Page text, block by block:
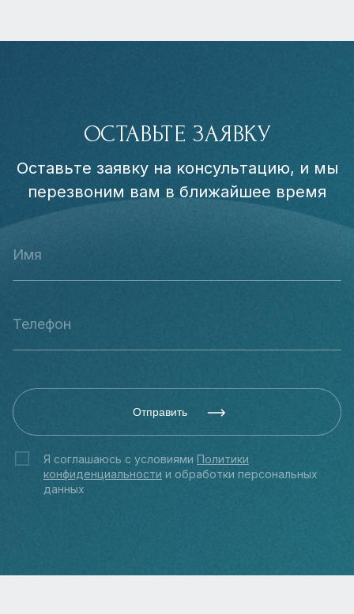
ОСТАВЬТЕ ЗАЯВКУ
Оставьте заявку на консультацию, и мы
перезвоним вам в ближайшее время
Отправить
Я соглашаюсь с условиями Политики
конфиденциальности и обработки персональных
данных